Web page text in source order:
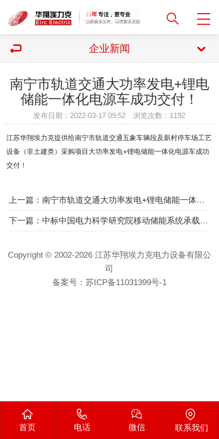
企业新闻
南宁市轨道交通大功率发电+锂电
储能一体化电源车成功交付！
发布日期：2022-03-17 09:52 浏览次数： 1192
江苏华翔埃力克提供给南宁市轨道交通五象车辆段及新村停车场工艺
设备（非土建类）采购项目大功率发电+锂电储能一体化电源车成功
交付！
上一篇：南宁市轨道交通大功率发电+锂电储能一体化电源车成功交付！
下一篇：中标中国电力科学研究院移动储能系统承载结构体及辅助材料采购项目！
Copyright © 2002-2026 江苏华翔埃力克电力设备有限公
司
备案号： 苏ICP备11031399号-1
首页 电话 微信 联系我们